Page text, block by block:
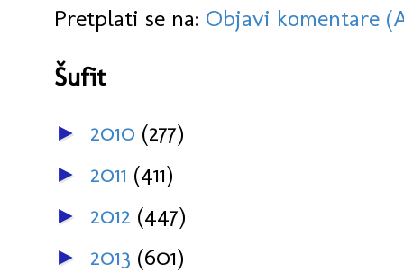
Pretplati se na: Objavi komentare
Šufit
► 2010 (277)
► 2011 (411)
► 2012 (447)
► 2013 (601)